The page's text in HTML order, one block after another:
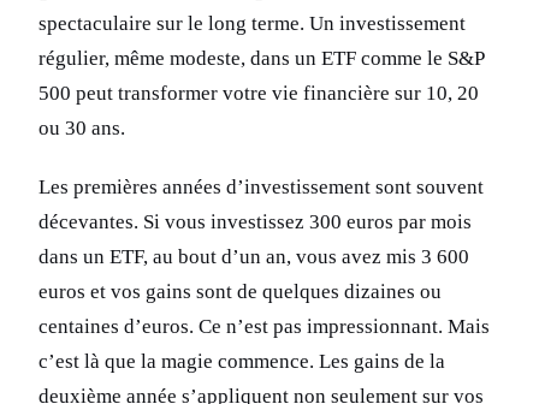
spectaculaire sur le long terme. Un investissement
régulier, même modeste, dans un ETF comme le S&P
500 peut transformer votre vie financière sur 10, 20
ou 30 ans.
Les premières années d’investissement sont souvent
décevantes. Si vous investissez 300 euros par mois
dans un ETF, au bout d’un an, vous avez mis 3 600
euros et vos gains sont de quelques dizaines ou
centaines d’euros. Ce n’est pas impressionnant. Mais
c’est là que la magie commence. Les gains de la
deuxième année s’appliquent non seulement sur vos